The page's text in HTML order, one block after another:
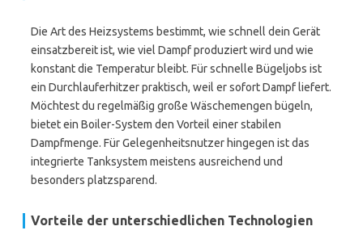
Die Art des Heizsystems bestimmt, wie schnell dein Gerät
einsatzbereit ist, wie viel Dampf produziert wird und wie
konstant die Temperatur bleibt. Für schnelle Bügeljobs ist
ein Durchlauferhitzer praktisch, weil er sofort Dampf liefert.
Möchtest du regelmäßig große Wäschemengen bügeln,
bietet ein Boiler-System den Vorteil einer stabilen
Dampfmenge. Für Gelegenheitsnutzer hingegen ist das
integrierte Tanksystem meistens ausreichend und
besonders platzsparend.
Vorteile der unterschiedlichen Technologien